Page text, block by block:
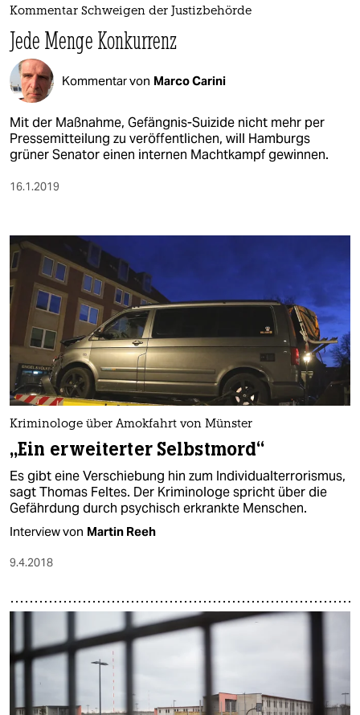
Kommentar Schweigen der Justizbehörde
Jede Menge Konkurrenz
Kommentar von Marco Carini
Mit der Maßnahme, Gefängnis-Suizide nicht mehr per
Pressemitteilung zu veröffentlichen, will Hamburgs
grüner Senator einen internen Machtkampf gewinnen.
16.1.2019
Kriminologe über Amokfahrt von Münster
„Ein erweiterter Selbstmord“
Es gibt eine Verschiebung hin zum Individualterrorismus,
sagt Thomas Feltes. Der Kriminologe spricht über die
Gefährdung durch psychisch erkrankte Menschen.
Interview von Martin Reeh
9.4.2018